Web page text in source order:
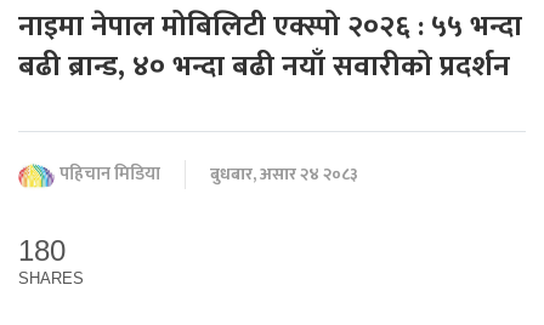
नाइमा नेपाल मोबिलिटी एक्स्पो २०२६ : ५५ भन्दा
बढी ब्रान्ड, ४० भन्दा बढी नयाँ सवारीको प्रदर्शन
पहिचान मिडिया बुधबार, असार २४ २०८३
180
SHARES